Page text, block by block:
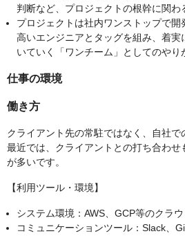
判断など、プロジェクトの根幹に関わ
プロジェクトは社内ワンストップで
高いエンジニアとタッグを組み、着
いていく「ワンチーム」としてのやり
仕事の環境
働き方
クライアント先の常駐ではなく、自社で
最近では、クライアントとの打ち合わせ
が多いです。
【利用ツール・環境】
システム環境：AWS、GCP等のクラ
コミュニケーションツール：Slack、